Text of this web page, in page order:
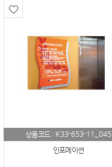
상품코드 : K33-653-11_045
인포메이션